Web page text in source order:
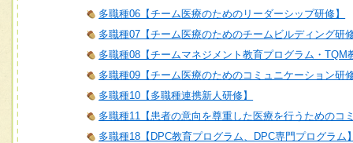
多職種06【チーム医療のためのリーダーシップ研修】
多職種07【チーム医療のためのチームビルディング研
多職種08【チームマネジメント教育プログラム・TQM
多職種09【チーム医療のためのコミュニケーション研
多職種10【多職種連携新人研修】
多職種11【患者の意向を尊重した医療を行うためのコ
多職種18【DPC教育プログラム、DPC専門プログラム